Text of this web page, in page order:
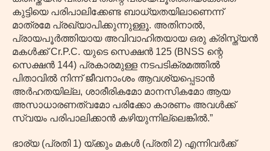
കുട്ടിയെ പരിപാലിക്കേണ്ട ബാധ്യതയിലാണെന്ന്
മാത്രമേ പ്രഖ്യാപിക്കുന്നുള്ളൂ. അതിനാൽ,
പ്രായപൂർത്തിയായ അവിവാഹിതയായ ഒരു ക്രിസ്ത്യൻ
മകൾക്ക് Cr.P.C. യുടെ സെക്ഷൻ 125 (BNSS ന്റെ
സെക്ഷൻ 144) പ്രകാരമുള്ള നടപടിക്രമത്തിൽ
പിതാവിൽ നിന്ന് ജീവനാംശം ആവശ്യപ്പെടാൻ
അർഹതയില്ല, ശാരീരികമോ മാനസികമോ ആയ
അസാധാരണത്വമോ പരിക്കോ കാരണം അവൾക്ക്
സ്വയം പരിപാലിക്കാൻ കഴിയുന്നില്ലെങ്കിൽ.”
ഭാര്യ (പ്രതി 1) യ്ക്കും മകൾ (പ്രതി 2) എന്നിവർക്ക്